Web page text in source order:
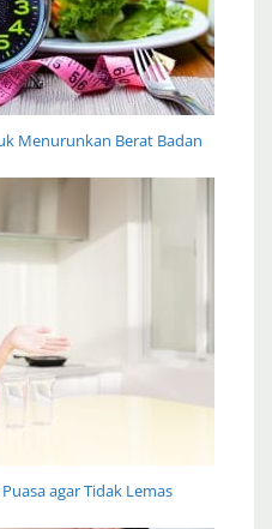
Menurunkan Berat Badan
agar Tidak Lemas